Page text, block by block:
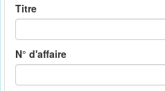
Titre
N° d'affaire